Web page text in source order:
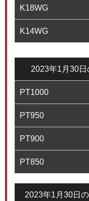
K18WG
K14WG
2023年1月30
PT1000
PT950
PT900
PT850
2023年1月30日